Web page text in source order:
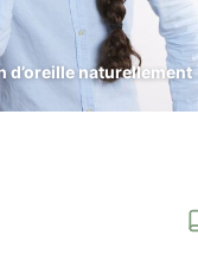
d’oreille naturellement